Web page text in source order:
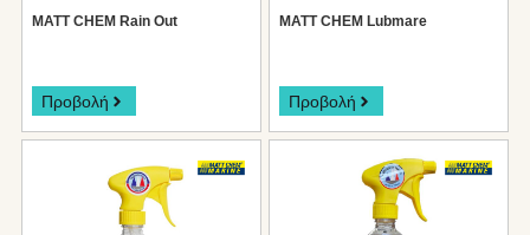
MATT CHEM Rain Out
Προβολή
MATT CHEM Lubmare
Προβολή